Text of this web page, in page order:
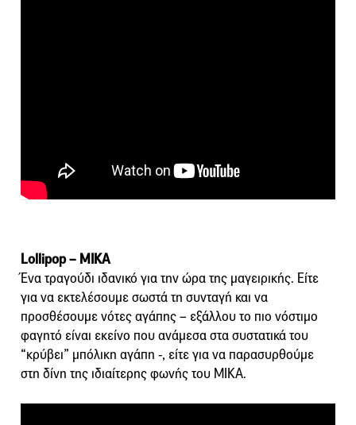
Lollipop – MIKA
Ένα τραγούδι ιδανικό για την ώρα της μαγειρικής. Είτε
για να εκτελέσουμε σωστά τη συνταγή και να
προσθέσουμε νότες αγάπης – εξάλλου το πιο νόστιμο
φαγητό είναι εκείνο που ανάμεσα στα συστατικά του
“κρύβει” μπόλικη αγάπη -, είτε για να παρασυρθούμε
στη δίνη της ιδιαίτερης φωνής του MIKA.